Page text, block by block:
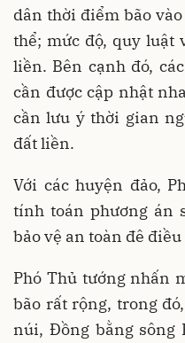
dân thời điểm bão
thể; mức độ, quy luật
liền. Bên cạnh đó,
cần được cập nhật
cần lưu ý thời gian
đất liền.
Với các huyện đảo,
tính toán phương án
bảo vệ an toàn đê
Phó Thủ tướng nhấn
bão rất rộng, trong
núi, Đồng bằng sông